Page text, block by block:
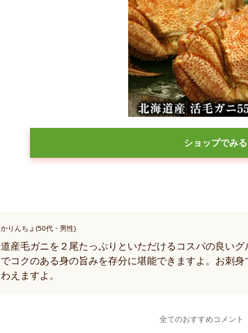
ショップでみる
かりんちょ(50代・男性)
道産毛ガニを２尾たっぷりといただけるコスパの良い
でコクのある身の旨みを存分に堪能できますよ。お刺
わえますよ。
全てのおすすめコメント